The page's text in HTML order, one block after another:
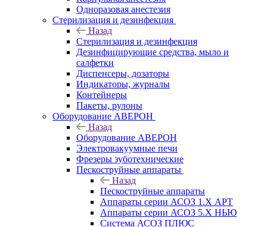
Одноразовая анестезия
Стерилизация и дезинфекция
Назад
Стерилизация и дезинфекция
Дезинфицирующие средства, мыло и
салфетки
Диспенсеры, дозаторы
Индикаторы, журналы
Контейнеры
Пакеты, рулоны
Оборудование АВЕРОН
Назад
Оборудование АВЕРОН
Электровакуумные печи
Фрезеры зуботехнические
Пескоструйные аппараты
Назад
Пескоструйные аппараты
Аппараты серии АСОЗ 1.Х АРТ
Аппараты серии АСОЗ 5.Х НЬЮ
Система АСОЗ ПЛЮС